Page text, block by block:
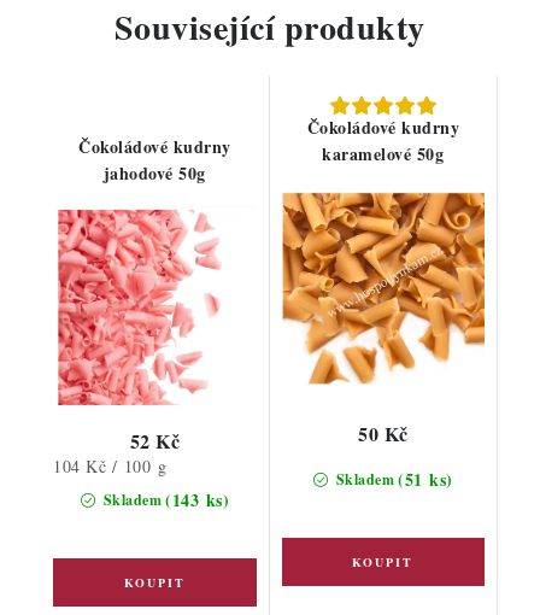
Související produkty
Čokoládové kudrny
jahodové 50g
Skladem(143 ks)
52 Kč
Měrná
cena:
104 Kč / 100 g
Čokoládové kudrny
karamelové 50g
Skladem(51 ks)
50 Kč